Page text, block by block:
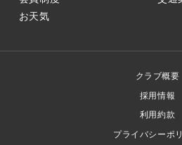
お天気
クラブ概要
採用情報
利用約款
プライバシーポ